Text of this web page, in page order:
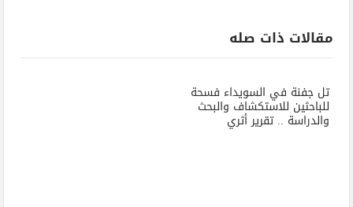
مقالات ذات صله
تل جفنة في السويداء فسحة
للباحثين للاستكشاف والبحث
والدراسة .. تقرير أثري